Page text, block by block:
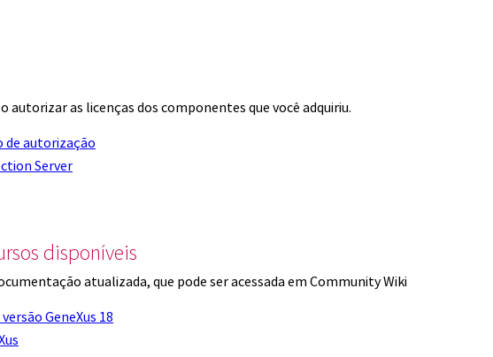
autorizar as licenças dos componentes que você adquiriu.
de autorização
Server
disponíveis
atualizada, que pode ser acessada em Community Wiki
GeneXus 18